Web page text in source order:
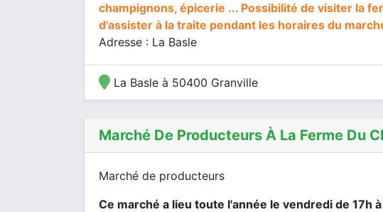
champignons, épicerie ... Possibilité de visiter la
d'assister à la traite pendant les horaires du
Adresse : La Basle
La Basle à 50400 Granville
Marché De Producteurs À La Ferme Du
Marché de producteurs
Ce marché a lieu toute l'année le vendredi de 17h